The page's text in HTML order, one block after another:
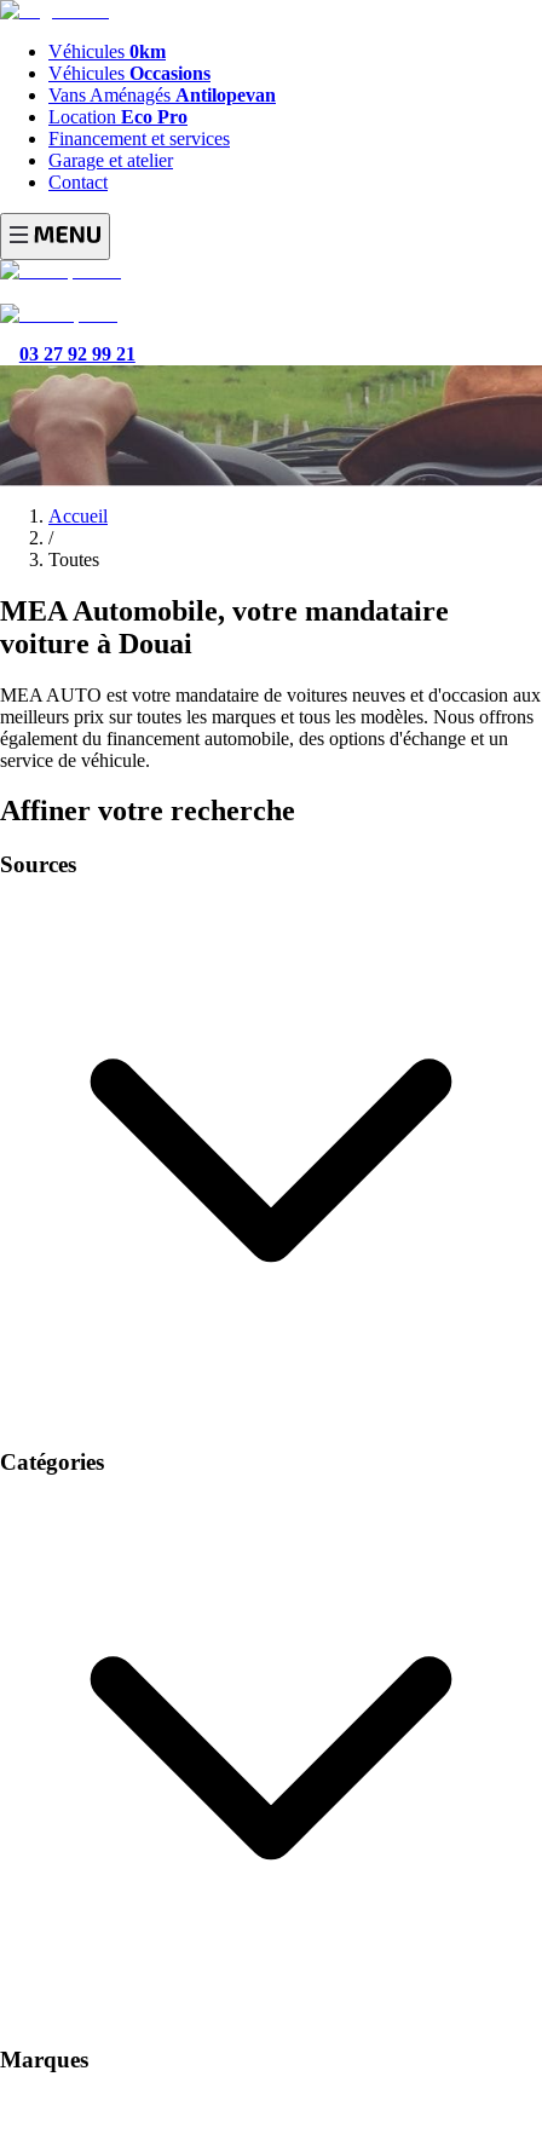
Véhicules 0km
Véhicules Occasions
Vans Aménagés Antilopevan
Location Eco Pro
Financement et services
Garage et atelier
Contact
03 27 92 99 21
Accueil
/
Toutes
MEA Automobile, votre mandataire
voiture à Douai
MEA AUTO est votre mandataire de voitures neuves et d'occasion aux
meilleurs prix sur toutes les marques et tous les modèles. Nous offrons
également du financement automobile, des options d'échange et un
service de véhicule.
Affiner votre recherche
Sources
Catégories
Marques